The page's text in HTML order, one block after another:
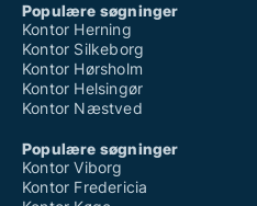
Populære søgninger
Kontor Herning
Kontor Silkeborg
Kontor Hørsholm
Kontor Helsingør
Kontor Næstved
Populære søgninger
Kontor Viborg
Kontor Fredericia